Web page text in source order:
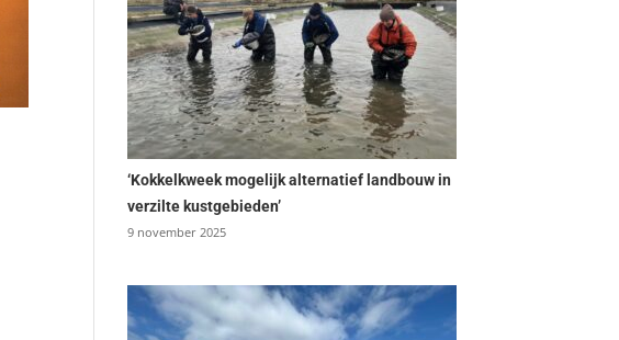
‘Kokkelkweek mogelijk alternatief landbouw in
verzilte kustgebieden’
9 november 2025